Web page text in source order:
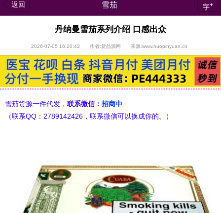
返回 雪茄 字+
丹纳曼雪茄系列介绍 口感出众
2026-07-05 16:20:43 作者:货品源网 来源:www.huopinyuan.cn
雪茄货源一件代发， 联系微信： 招商中
（联系QQ：2789142426，联系微信可以换成你的。）